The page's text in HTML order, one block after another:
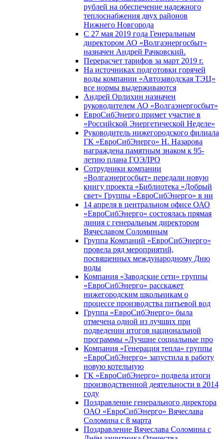
рублей на обеспечение надежного
теплоснабжения двух районов
Нижнего Новгорода
С 27 мая 2019 года Генеральным
директором АО «Волгаэнергосбыт»
назначен Андрей Рачковский.
Перерасчет тарифов за март 2019 г.
На источниках подготовки горячей
воды компании «Автозаводская ТЭЦ»
все нормы выдерживаются
Андрей Орлихин назначен
руководителем АО «Волгаэнергосбыт»
ЕвроСибЭнерго примет участие в
«Российской Энергетической Неделе»
Руководитель нижегородского филиала
ГК «ЕвроСибЭнерго» Н. Назарова
награждена памятным знаком к 95-
летию плана ГОЭЛРО
Сотрудники компании
«Волгаэнергосбыт» передали новую
книгу проекта «Библиотека «Добрый
свет» Группы «ЕвроСибЭнерго» в ни
14 апреля в центральном офисе ОАО
«ЕвроСибЭнерго» состоялась прямая
линия с генеральным директором
Вячеславом Соломиным
Группа Компаний «ЕвроСибЭнерго»
провела ряд мероприятий,
посвященных международному Дню
воды
Компания «Заводские сети» группы
«ЕвроСибЭнерго» расскажет
нижегородским школьникам о
процессе производства питьевой вод
Группа «ЕвроСибЭнерго» была
отмечена одной из лучших при
подведении итогов национальной
программы «Лучшие социальные про
Компания «Генерация тепла» группы
«ЕвроСибЭнерго» запустила в работу
новую котельную
ГК «ЕвроСибЭнерго» подвела итоги
производственной деятельности в 2014
году
Поздравление генерального директора
ОАО «ЕвроСибЭнерго» Вячеслава
Соломина с 8 марта
Поздравление Вячеслава Соломина с